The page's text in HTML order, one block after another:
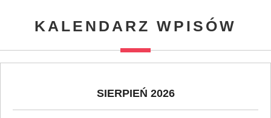
KALENDARZ WPISÓW
SIERPIEŃ 2026